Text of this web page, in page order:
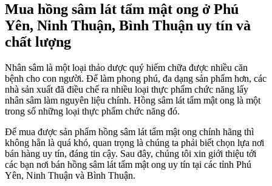
Mua hồng sâm lát tẩm mật ong ở Phú
Yên, Ninh Thuận, Bình Thuận uy tín và
chất lượng
Nhân sâm là một loại thảo dược quý hiếm chữa được nhiều căn
bệnh cho con người. Để làm phong phú, đa dạng sản phẩm hơn, các
nhà sản xuất đã điều chế ra nhiều loại thực phẩm chức năng lấy
nhân sâm làm nguyên liệu chính. Hồng sâm lát tẩm mật ong là một
trong số những loại thực phẩm chức năng đó.
Để mua được sản phẩm hồng sâm lát tẩm mật ong chính hãng thì
không hẳn là quá khó, quan trọng là chúng ta phải biết chọn lựa nơi
bán hàng uy tín, đáng tin cậy. Sau đây, chúng tôi xin giới thiệu tới
các bạn nơi bán hồng sâm lát tẩm mật ong uy tín tại các tỉnh Phú
Yên, Ninh Thuận và Bình Thuận.